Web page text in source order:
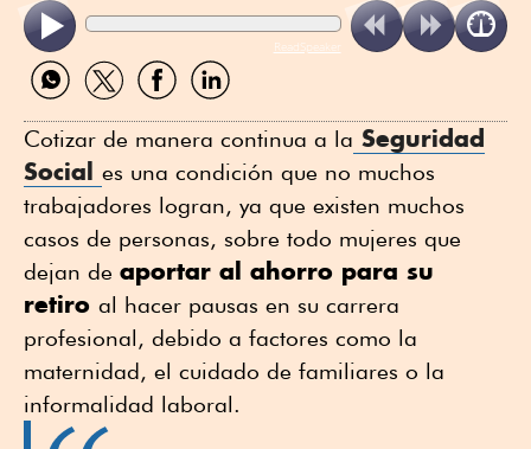
ReadSpeaker
Compartir
por
Compartir
por
Compartir
por
Compartir
por
Cotizar de manera continua a la Seguridad
Social es una condición que no muchos
trabajadores logran, ya que existen muchos
casos de personas, sobre todo mujeres que
dejan de aportar al ahorro para su
retiro al hacer pausas en su carrera
profesional, debido a factores como la
maternidad, el cuidado de familiares o la
informalidad laboral.